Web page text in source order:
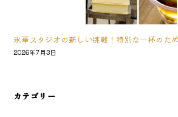
氷華スタジオの新しい挑戦！特別な一杯のた
2026年7月3日
カテゴリー